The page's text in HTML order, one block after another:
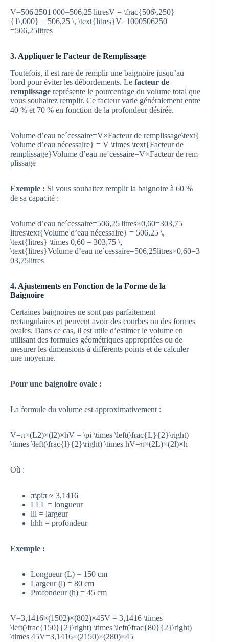
V=506 2501 000=506,25 litresV = \frac{506\,250}
{1\,000} = 506,25 \, \text{litres}V=1000506250
=506,25litres
3. Appliquer le Facteur de Remplissage
Toutefois, il est rare de remplir une baignoire jusqu’au
bord pour éviter les débordements. Le facteur de
remplissage représente le pourcentage du volume total que
vous souhaitez remplir. Ce facteur varie généralement entre
40 % et 70 % en fonction de la profondeur désirée.
Volume d’eau neˊcessaire=V×Facteur de remplissage\text{
Volume d’eau nécessaire} = V \times \text{Facteur de
remplissage}Volume d’eau neˊcessaire=V×Facteur de rem
plissage
Exemple : Si vous souhaitez remplir la baignoire à 60 %
de sa capacité :
Volume d’eau neˊcessaire=506,25 litres×0,60=303,75
litres\text{Volume d’eau nécessaire} = 506,25 \,
\text{litres} \times 0,60 = 303,75 \,
\text{litres}Volume d’eau neˊcessaire=506,25litres×0,60=3
03,75litres
4. Ajustements en Fonction de la Forme de la
Baignoire
Certaines baignoires ne sont pas parfaitement
rectangulaires et peuvent avoir des courbes ou des formes
ovales. Dans ce cas, il est utile d’estimer le volume en
utilisant des formules géométriques appropriées ou de
mesurer les dimensions à différents points et de calculer
une moyenne.
Pour une baignoire ovale :
La formule du volume est approximativement :
V=π×(L2)×(l2)×hV = \pi \times \left(\frac{L}{2}\right)
\times \left(\frac{l}{2}\right) \times hV=π×(2L)×(2l)×h
Où :
π\piπ ≈ 3,1416
LLL = longueur
lll = largeur
hhh = profondeur
Exemple :
Longueur (L) = 150 cm
Largeur (l) = 80 cm
Profondeur (h) = 45 cm
V=3,1416×(1502)×(802)×45V = 3,1416 \times
\left(\frac{150}{2}\right) \times \left(\frac{80}{2}\right)
\times 45V=3,1416×(2150)×(280)×45